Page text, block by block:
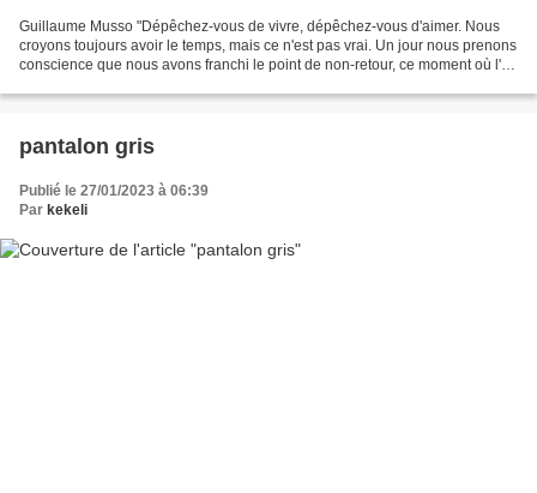
Guillaume Musso "Dépêchez-vous de vivre, dépêchez-vous d'aimer. Nous
croyons toujours avoir le temps, mais ce n'est pas vrai. Un jour nous prenons
conscience que nous avons franchi le point de non-retour, ce moment où l'on
pantalon gris
Publié le 27/01/2023 à 06:39
Par kekeli